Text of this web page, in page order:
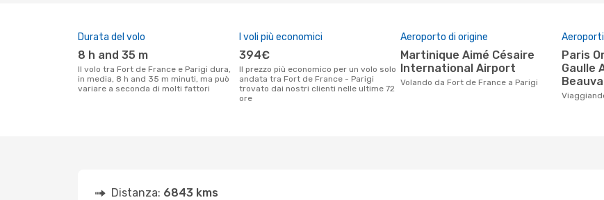
Durata del volo
8 h and 35 m
Il volo tra Fort de France e Parigi dura,
in media, 8 h and 35 m minuti, ma può
variare a seconda di molti fattori
I voli più economici
394€
Il prezzo più economico per un volo solo
andata tra Fort de France - Parigi
trovato dai nostri clienti nelle ultime 72
ore
Aeroporto di origine
Martinique Aimé Césaire
International Airport
Volando da Fort de France a Parigi
Paris Orly Airport, Charles De
Gaulle
Distanza: 6843 kms